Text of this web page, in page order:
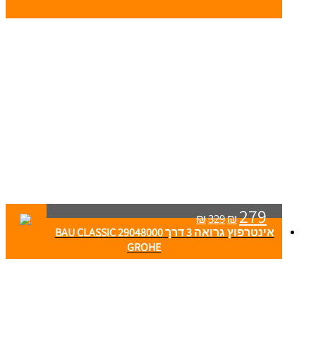
₪329₪279
אינטרפוץ גרואה 3 דרך BAU CLASSIC 29048000
GROHE